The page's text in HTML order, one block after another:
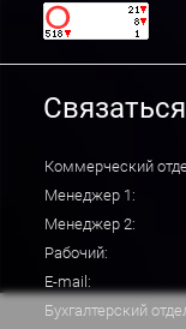
Коммерческий
Менеджер 1:
Менеджер 2:
Рабочий:
E-mail:
Бухгалтерский